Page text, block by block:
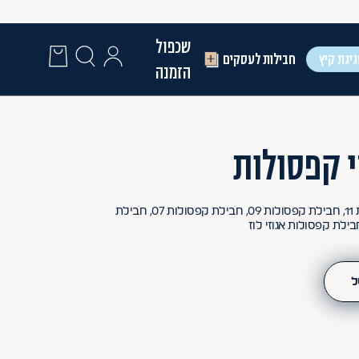
קיץ חבילות לעסקים
שכפול
הזמנה
חבילת קפסולות 15, חבילת קפסולות 11, חבילת קפסולות 09, חבילת קפסולות 07, חבילת